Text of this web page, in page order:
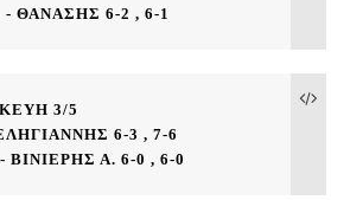
ΘΑΝΑΣΗΣ 6-2 , 6-1
3/5
6-3 , 7-6
Α. 6-0 , 6-0